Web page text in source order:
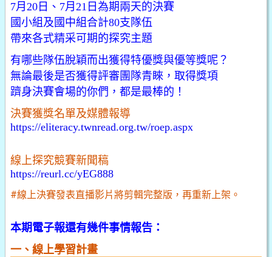
7月20日、7月21日為期兩天的決賽
國小組及國中組合計80支隊伍
帶來各式精采可期的探究主題
有哪些隊伍脫穎而出獲得特優獎與優等獎呢？
無論最後是否獲得評審團隊青睞，取得獎項
躋身決賽會場的你們，都是最棒的！
決賽獲獎名單及媒體報導
https://eliteracy.twnread.org.tw/roep.aspx
線上探究競賽新聞稿
https://reurl.cc/yEG888
#線上決賽發表直播影片將剪輯完整版，再重新上架。
本期電子報還有幾件事情報告：
一、線上學習計畫